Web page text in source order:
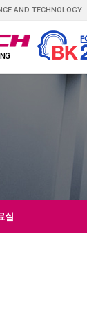
AND TECHNOLOGY
실